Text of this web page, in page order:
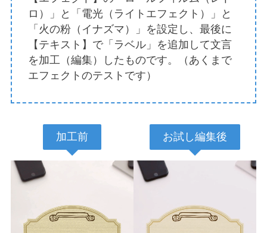
ロ）」と「電光（ライトエフェクト）」と
「火の粉（イナズマ）」を設定し、最後に
【テキスト】で「ラベル」を追加して文言
を加工（編集）したものです。（あくまで
エフェクトのテストです）
加工前 お試し編集後